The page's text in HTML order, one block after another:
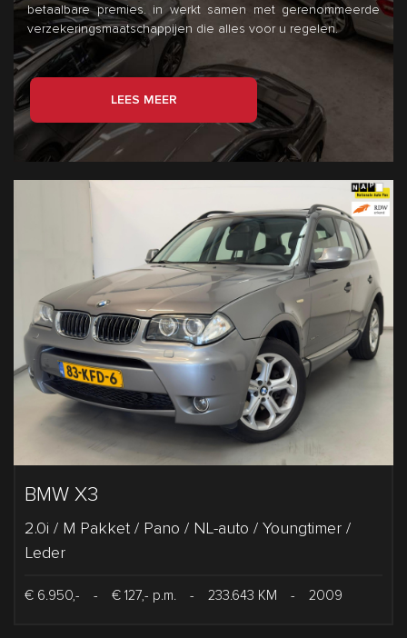
betaalbare premies. inwerkt samen met gerenommeerde
verzekeringsmaatschappijen die alles voor u regelen.
LEES MEER
BMW X3
2.0i / M Pakket / Pano / NL-auto / Youngtimer /
Leder
€ 6.950,- - € 127,- p.m. - 233.643 KM - 2009